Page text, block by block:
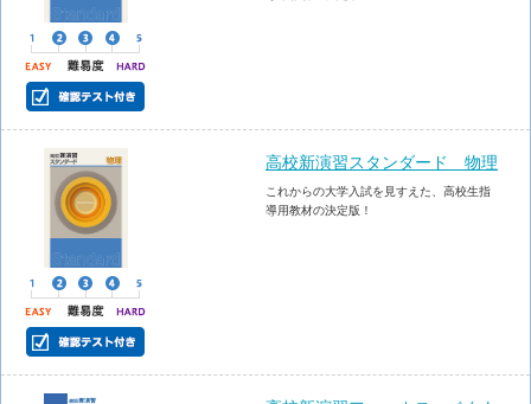
高校新演習スタンダード 物理
これからの大学入試を見すえた、高校生指
導用教材の決定版！